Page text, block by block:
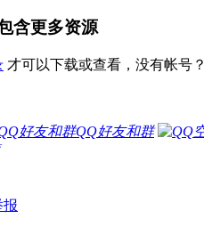
含更多资源
才可以下载或查看，没有帐号？
QQ好友和群
报